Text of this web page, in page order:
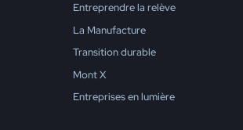
Entreprendre la relève
La Manufacture
Transition durable
Mont X
Entreprises en lumière